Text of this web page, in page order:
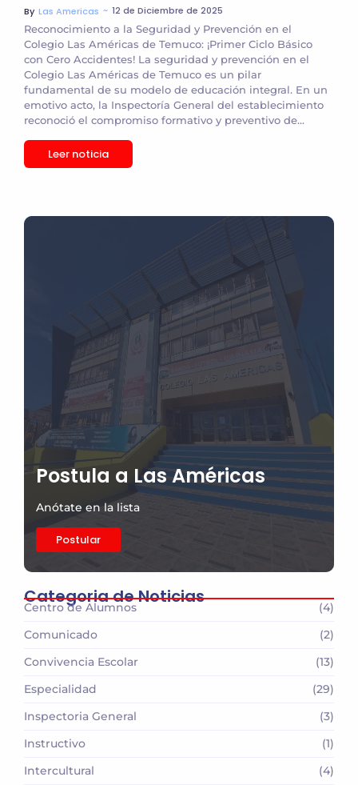
By Las Americas ~ 12 de Diciembre de 2025
Reconocimiento a la Seguridad y Prevención en el
Colegio Las Américas de Temuco: ¡Primer Ciclo Básico
con Cero Accidentes! La seguridad y prevención en el
Colegio Las Américas de Temuco es un pilar
fundamental de su modelo de educación integral. En un
emotivo acto, la Inspectoría General del establecimiento
reconoció el compromiso formativo y preventivo de...
Leer noticia
Postula a Las Américas
Anótate en la lista
Postular
Categoria de Noticias
Centro de Alumnos
(4)
Comunicado
(2)
Convivencia Escolar
(13)
Especialidad
(29)
Inspectoria General
(3)
Instructivo
(1)
Intercultural
(4)